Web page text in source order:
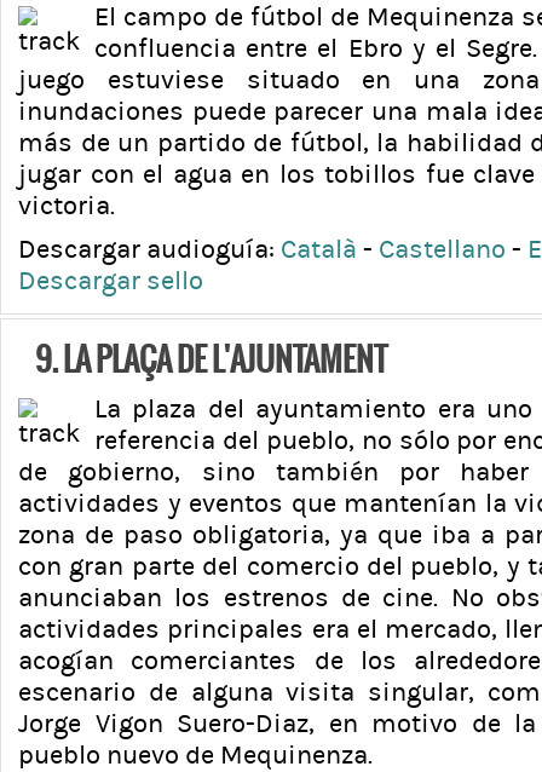
El campo de fútbol de Mequinenza
confluencia entre el Ebro y el
juego estuviese situado en una
inundaciones puede parecer una mala
más de un partido de fútbol, la habilidad
jugar con el agua en los tobillos fue
victoria.
Descargar audioguía: Català - Castellano -
Descargar sello
9. LA PLAÇA DE L'AJUNTAMENT
La plaza del ayuntamiento era
referencia del pueblo, no sólo por
de gobierno, sino también por
actividades y eventos que mantenían la
zona de paso obligatoria, ya que iba a
con gran parte del comercio del pueblo, y
anunciaban los estrenos de cine. No
actividades principales era el mercado,
acogían comerciantes de los
escenario de alguna visita singular,
Jorge Vigon Suero-Diaz, en motivo de
pueblo nuevo de Mequinenza.